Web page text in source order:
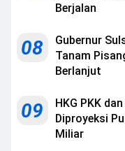
Berjalan
08
Gubernur
Tanam
Berlanjut
09
HKG PKK
Diproyeksi
Miliar